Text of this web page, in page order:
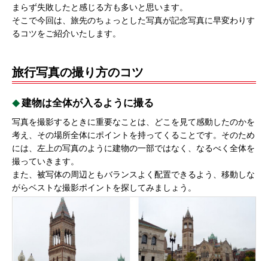
まらず失敗したと感じる方も多いと思います。
そこで今回は、旅先のちょっとした写真が記念写真に早変わりす
るコツをご紹介いたします。
旅行写真の撮り方のコツ
建物は全体が入るように撮る
写真を撮影するときに重要なことは、どこを見て感動したのかを
考え、その場所全体にポイントを持ってくることです。そのため
には、左上の写真のように建物の一部ではなく、なるべく全体を
撮っていきます。
また、被写体の周辺ともバランスよく配置できるよう、移動しな
がらベストな撮影ポイントを探してみましょう。